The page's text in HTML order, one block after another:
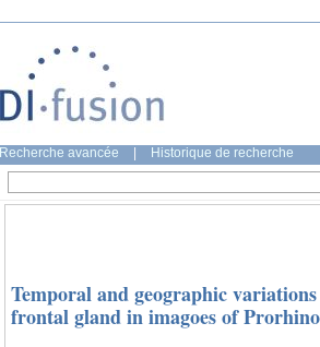
Recherche avancée Historique de recherche
Temporal and geographic
frontal gland in imagoes of